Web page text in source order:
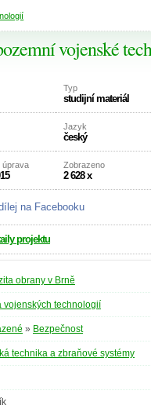
vojenské
Typ
studijní materiál
Jazyk
český
úprava Zobrazeno
2 628 x
na Facebooku
projektu
obrany v Brně
vojenských technologií
» Bezpečnost
technika a zbraňové systémy